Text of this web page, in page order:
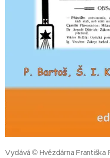
Vydává © Hvězdárna Františka